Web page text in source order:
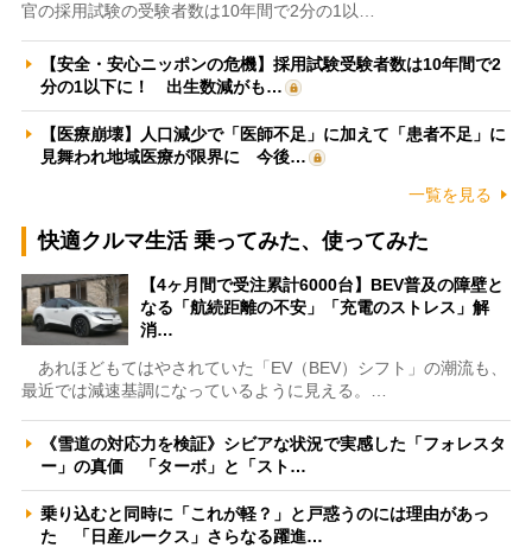
官の採用試験の受験者数は10年間で2分の1以…
【安全・安心ニッポンの危機】採用試験受験者数は10年間で2
分の1以下に！ 出生数減がも…
【医療崩壊】人口減少で「医師不足」に加えて「患者不足」に
見舞われ地域医療が限界に 今後…
一覧を見る
快適クルマ生活 乗ってみた、使ってみた
【4ヶ月間で受注累計6000台】BEV普及の障壁と
なる「航続距離の不安」「充電のストレス」解
消…
あれほどもてはやされていた「EV（BEV）シフト」の潮流も、
最近では減速基調になっているように見える。…
《雪道の対応力を検証》シビアな状況で実感した「フォレスタ
ー」の真価 「ターボ」と「スト…
乗り込むと同時に「これが軽？」と戸惑うのには理由があっ
た 「日産ルークス」さらなる躍進…